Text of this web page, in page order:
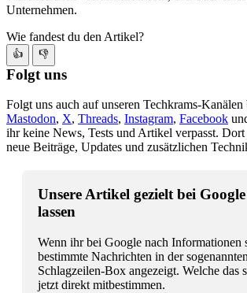
Unternehmen.
Wie fandest du den Artikel?
👍 👎
Folgt uns
Folgt uns auch auf unseren Techkrams-Kanälen
Mastodon, X, Threads, Instagram, Facebook
ihr keine News, Tests und Artikel verpasst.
neue Beiträge, Updates und zusätzlichen
Unsere Artikel gezielt bei
lassen
Wenn ihr bei Google nach Informationen
bestimmte Nachrichten in der sogenannten
Schlagzeilen-Box angezeigt. Welche das
jetzt direkt mitbestimmen.